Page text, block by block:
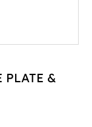
PLATE &